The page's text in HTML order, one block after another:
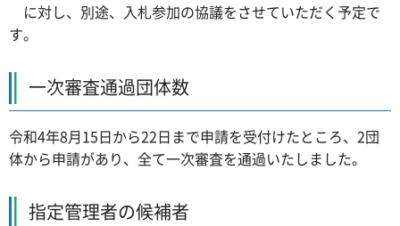
に対し、別途、入札参加の協議をさせていただく予定で
す。
一次審査通過団体数
令和4年8月15日から22日まで申請を受付けたところ、2団
体から申請があり、全て一次審査を通過いたしました。
指定管理者の候補者